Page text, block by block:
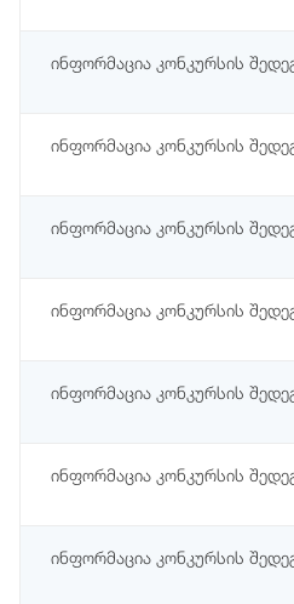
ინფორმაცია კონკურსის
ინფორმაცია კონკურსის
ინფორმაცია კონკურსის
ინფორმაცია კონკურსის
ინფორმაცია კონკურსის
ინფორმაცია კონკურსის
ინფორმაცია კონკურსის